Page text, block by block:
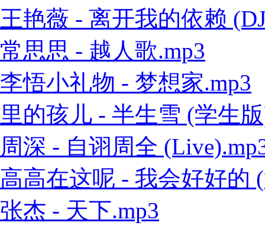
王艳薇 - 离开我的依赖
常思思 - 越人歌.mp3
李悟小礼物 - 梦想家.mp3
里的孩儿 - 半生雪 (学生
周深 - 自诩周全
高高在这呢 - 我会好好的
张杰 - 天下.mp3